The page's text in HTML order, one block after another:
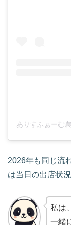
2026年も同じ流
は当日の出店状況
私は
一緒